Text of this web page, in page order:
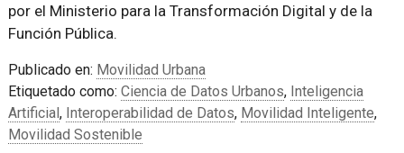
por el Ministerio para la Transformación Digital y de la
Función Pública.
Publicado en: Movilidad Urbana
Etiquetado como: Ciencia de Datos Urbanos, Inteligencia
Artificial, Interoperabilidad de Datos, Movilidad Inteligente,
Movilidad Sostenible